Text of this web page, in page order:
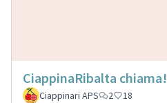
CiappinaRibalta chiama!
Ciappinari APS
2 18